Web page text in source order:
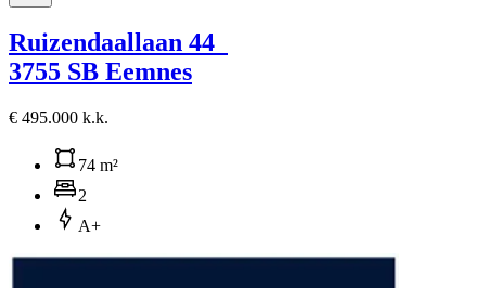
Ruizendaallaan 44
3755 SB Eemnes
€ 495.000 k.k.
74 m²
2
A+